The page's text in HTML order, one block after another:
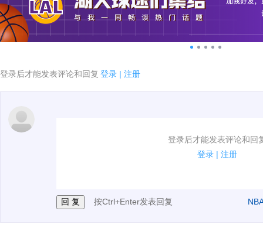
登录后才能发表评论和回复 登录 | 注册
登录后才能发表评论和回
登录 | 注册
1.电脑端新用户可以发表评论了！
按Ctrl+Enter发表回复